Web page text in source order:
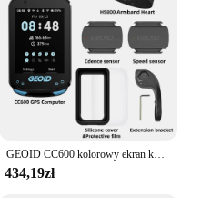
GEOID CC600 kolorowy ekran komputer rowerowy inteligentna nawigacja GPS bezprzewodowy prędkościomierz rowerowy WIFI ANT + 11 języków licznik rowerowy
434,19zł